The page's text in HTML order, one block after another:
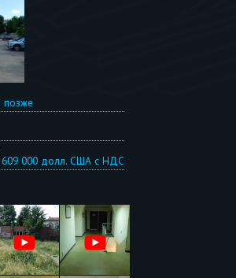
позже
609 000 долл. США с НДС